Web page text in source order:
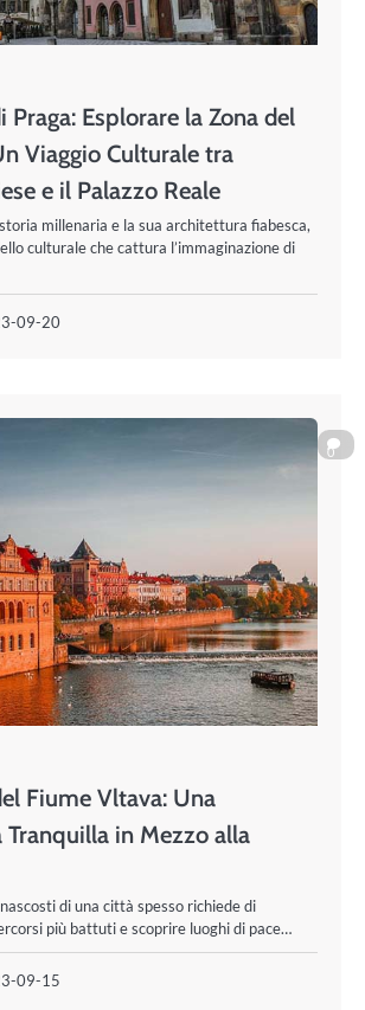
Praga: Esplorare la Zona del
Viaggio Culturale tra
e il Palazzo Reale
millenaria e la sua architettura fiabesca,
culturale che cattura l’immaginazione di
09-20
0
Fiume Vltava: Una
Tranquilla in Mezzo alla
di una città spesso richiede di
più battuti e scoprire luoghi di pace…
09-15